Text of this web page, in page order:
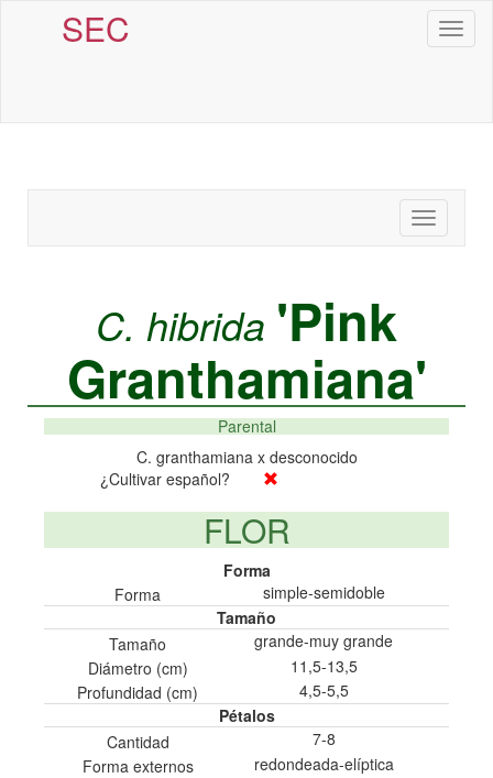
SEC
Toggle
navigation
C. hibrida 'Pink
Granthamiana'
Parental
C. granthamiana x desconocido
¿Cultivar español?
FLOR
Forma
Forma
simple-semidoble
Tamaño
Tamaño
grande-muy grande
Diámetro (cm)
11,5-13,5
Profundidad (cm)
4,5-5,5
Pétalos
Cantidad
7-8
Forma externos
redondeada-elíptica